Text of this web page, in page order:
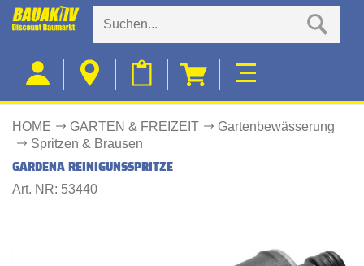
HOME GARTEN & FREIZEIT
Gartenbewässerung
Spritzen & Brausen
GARDENA REINIGUNSSPRITZE
Art. NR: 53440